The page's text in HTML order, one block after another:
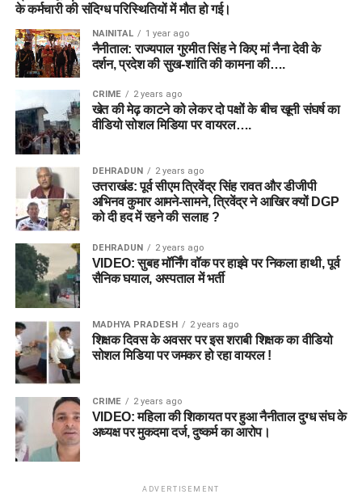
के कर्मचारी की संदिग्ध परिस्थितियों में मौत हो गई।
NAINITAL 1 year ago
नैनीताल: राज्यपाल गुरमीत सिंह ने किए मां नैना देवी के
दर्शन, प्रदेश की सुख-शांति की कामना की….
CRIME 2 years ago
खेत की मेढ़ काटने को लेकर दो पक्षों के बीच खूनी संघर्ष का
वीडियो सोशल मिडिया पर वायरल….
DEHRADUN 2 years ago
उत्तराखंड: पूर्व सीएम त्रिवेंद्र सिंह रावत और डीजीपी
अभिनव कुमार आमने-सामने, त्रिवेंद्र ने आखिर क्यों DGP
को दी हद में रहने की सलाह ?
DEHRADUN 2 years ago
VIDEO: सुबह मॉर्निंग वॉक पर हाइवे पर निकला हाथी, पूर्व
सैनिक घयाल, अस्पताल में भर्ती
MADHYA PRADESH 2 years ago
शिक्षक दिवस के अवसर पर इस शराबी शिक्षक का वीडियो
सोशल मिडिया पर जमकर हो रहा वायरल !
CRIME 2 years ago
VIDEO: महिला की शिकायत पर हुआ नैनीताल दुग्ध संघ के
अध्यक्ष पर मुकदमा दर्ज, दुष्कर्म का आरोप।
ADVERTISEMENT